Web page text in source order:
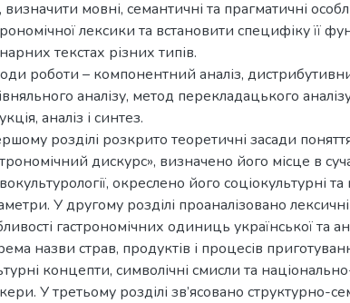
визначити мовні, семантичні та прагматичні
лексики та встановити специфіку її
текстах різних типів.
роботи – компонентний аналіз,
аналізу, метод перекладацького
аналіз і синтез.
розділі розкрито теоретичні засади
дискурс», визначено його місце в
окреслено його соціокультурні
У другому розділі проаналізовано лексичні
гастрономічних одиниць української та
назви страв, продуктів і процесів
концепти, символічні смисли та
У третьому розділі зв’ясовано структурно-